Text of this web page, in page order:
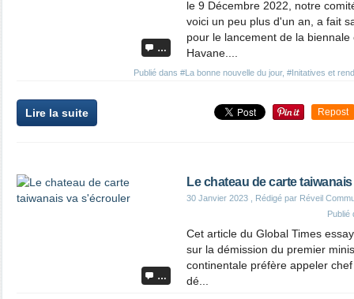
…
Publié dans #La bonne nouvelle du jour, #Initatives et
le 9 Décembre 2022, notre
voici un peu plus d'un an, a fait
pour le lancement de la
Havane....
Lire la suite Repost
…
Le chateau de carte
30 Janvier 2023 , Rédigé par Réveil
Publié
Cet article du Global Times
sur la démission du premier
continentale préfère appeler
dé...